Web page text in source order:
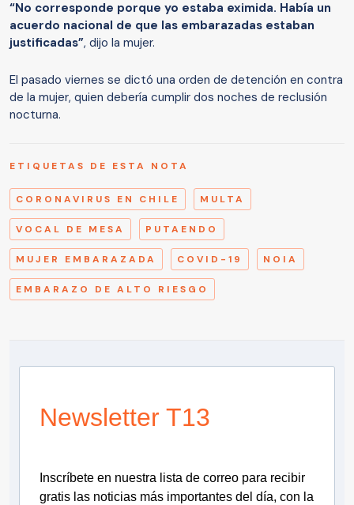
“No corresponde porque yo estaba eximida. Había un
acuerdo nacional de que las embarazadas estaban
justificadas”, dijo la mujer.
El pasado viernes se dictó una orden de detención en contra
de la mujer, quien debería cumplir dos noches de reclusión
nocturna.
ETIQUETAS DE ESTA NOTA
CORONAVIRUS EN CHILE MULTA
VOCAL DE MESA PUTAENDO
MUJER EMBARAZADA COVID-19 NOIA
EMBARAZO DE ALTO RIESGO
Newsletter T13
Inscríbete en nuestra lista de correo para recibir
gratis las noticias más importantes del día, con la